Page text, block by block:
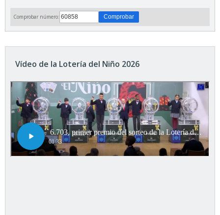
Comprobar número:
Vídeo de la Lotería del Niño 2026